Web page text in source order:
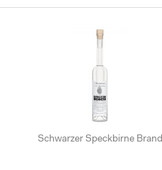
Schwarzer Speckbirne Brand